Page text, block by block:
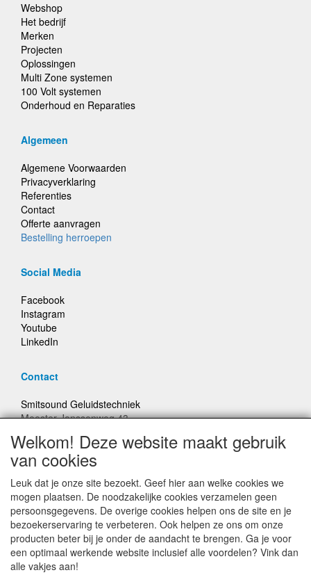
Webshop
Het bedrijf
Merken
Projecten
Oplossingen
Multi Zone systemen
100 Volt systemen
Onderhoud en Reparaties
Algemeen
Algemene Voorwaarden
Privacyverklaring
Referenties
Contact
Offerte aanvragen
Bestelling herroepen
Social Media
Facebook
Instagram
Youtube
LinkedIn
Contact
Smitsound Geluidstechniek
Meester Janssenweg 43
E-mail: info@smitsound.nl
Telefoon: +31-(0)6-22256322
Bestellingen binnen Nederland, ongeacht gewicht, verstuurd
voor € 6,95
Prijzen inclusief 21% BTW, tenzij anders vermeldt
Welkom! Deze website maakt gebruik
van cookies
Leuk dat je onze site bezoekt. Geef hier aan welke cookies we
mogen plaatsen. De noodzakelijke cookies verzamelen geen
persoonsgegevens. De overige cookies helpen ons de site en je
bezoekerservaring te verbeteren. Ook helpen ze ons om onze
producten beter bij je onder de aandacht te brengen. Ga je voor
een optimaal werkende website inclusief alle voordelen? Vink dan
alle vakjes aan!